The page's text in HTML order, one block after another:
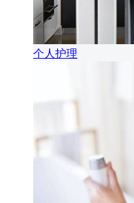
个人护理